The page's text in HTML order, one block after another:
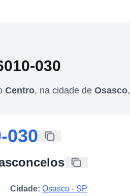
030
Centro, na cidade de Osasco,
030
Cidade: Osasco - SP